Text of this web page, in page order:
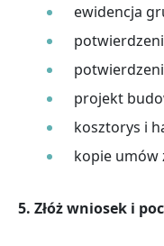
ewidencja
projekt
kosztorys i
kopie umów
5. Złóż wniosek i